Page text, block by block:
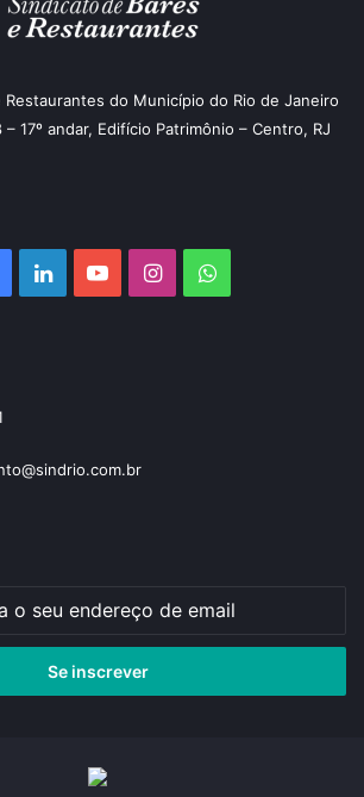
Restaurantes do Município do Rio de Janeiro
– 17º andar, Edifício Patrimônio – Centro, RJ
LinkedinYouTubeInstagramWhatsApp